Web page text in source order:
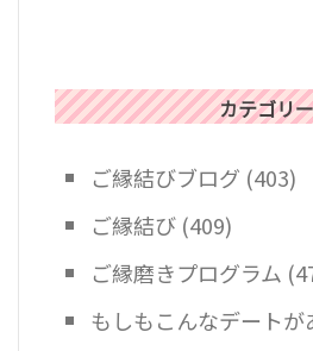
カテゴリー
ご縁結びブログ (403)
ご縁結び (409)
ご縁磨きプログラム
もしもこんなデートが